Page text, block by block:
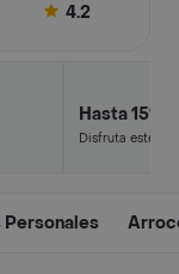
4.2
Hasta 15%
Disfruta este
Personales